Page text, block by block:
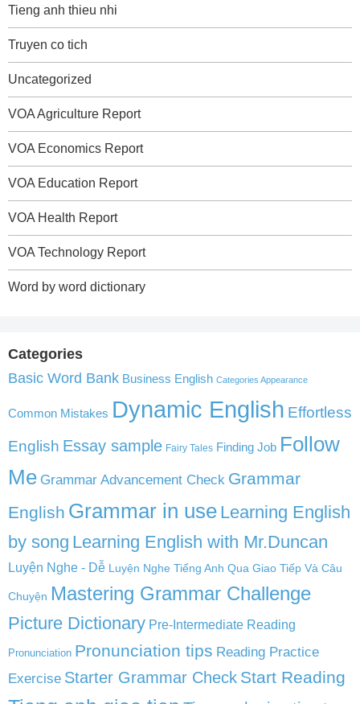
Tieng anh thieu nhi
Truyen co tich
Uncategorized
VOA Agriculture Report
VOA Economics Report
VOA Education Report
VOA Health Report
VOA Technology Report
Word by word dictionary
Categories
Basic Word Bank Business English Categories Appearance
Common Mistakes Dynamic English Effortless
English Essay sample Fairy Tales Finding Job Follow
Me Grammar Advancement Check Grammar
English Grammar in use Learning English
by song Learning English with Mr.Duncan
Luyện Nghe - Dễ Luyện Nghe Tiếng Anh Qua Giao Tiếp Và Câu
Chuyện Mastering Grammar Challenge
Picture Dictionary Pre-Intermediate Reading
Pronunciation Pronunciation tips Reading Practice
Exercise Starter Grammar Check Start Reading